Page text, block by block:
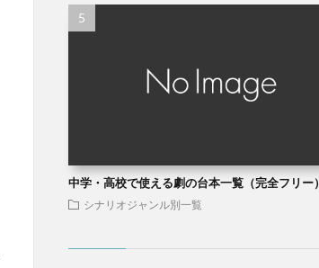
中学・高校で使える劇の台本一覧（完全フリー）
シナリオジャンル別一覧